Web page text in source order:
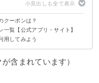
クーポンは？
覧【公式アプリ・サイト】
用してみよう
含まれています）